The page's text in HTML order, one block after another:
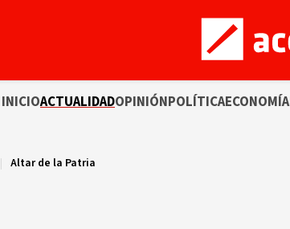
INICIOACTUALIDADOPINIÓNPOLÍTICAECONOMÍA
| Altar de la Patria